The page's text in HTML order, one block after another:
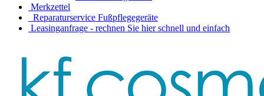
Merkzettel
Reparaturservice Fußpflegegeräte
Leasinganfrage - rechnen Sie hier schnell und einfach